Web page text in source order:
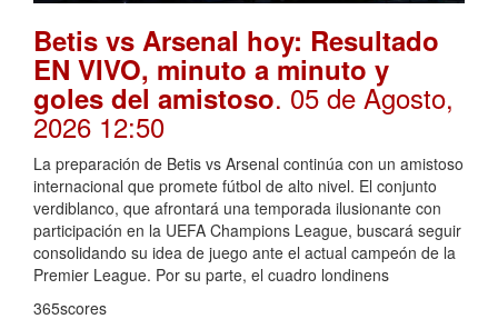
Betis vs Arsenal hoy: Resultado
EN VIVO, minuto a minuto y
goles del amistoso. 05 de Agosto,
2026 12:50
La preparación de Betis vs Arsenal continúa con un amistoso
internacional que promete fútbol de alto nivel. El conjunto
verdiblanco, que afrontará una temporada ilusionante con
participación en la UEFA Champions League, buscará seguir
consolidando su idea de juego ante el actual campeón de la
Premier League. Por su parte, el cuadro londinens
365scores